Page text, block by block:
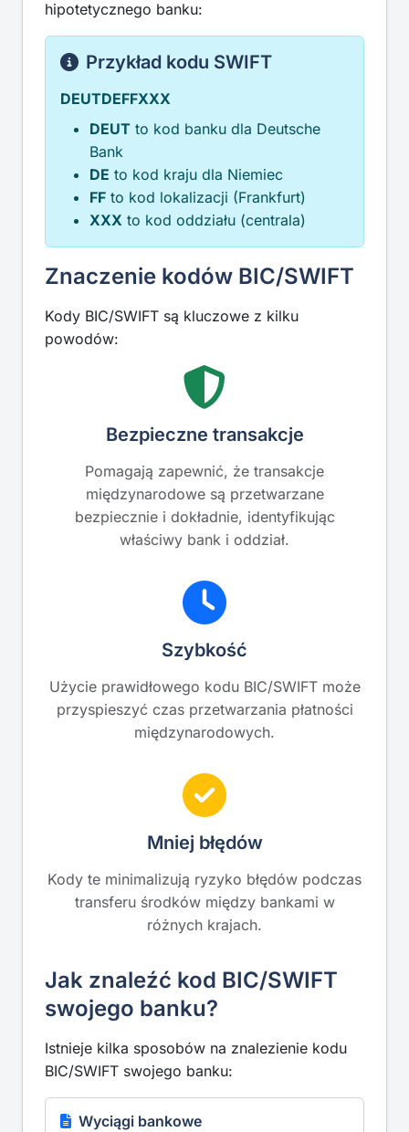
hipotetycznego banku:
Przykład kodu SWIFT
DEUTDEFFXXX
DEUT to kod banku dla Deutsche
Bank
DE to kod kraju dla Niemiec
FF to kod lokalizacji (Frankfurt)
XXX to kod oddziału (centrala)
Znaczenie kodów BIC/SWIFT
Kody BIC/SWIFT są kluczowe z kilku
powodów:
Bezpieczne transakcje
Pomagają zapewnić, że transakcje
międzynarodowe są przetwarzane
bezpiecznie i dokładnie, identyfikując
właściwy bank i oddział.
Szybkość
Użycie prawidłowego kodu BIC/SWIFT może
przyspieszyć czas przetwarzania płatności
międzynarodowych.
Mniej błędów
Kody te minimalizują ryzyko błędów podczas
transferu środków między bankami w
różnych krajach.
Jak znaleźć kod BIC/SWIFT
swojego banku?
Istnieje kilka sposobów na znalezienie kodu
BIC/SWIFT swojego banku:
Wyciągi bankowe